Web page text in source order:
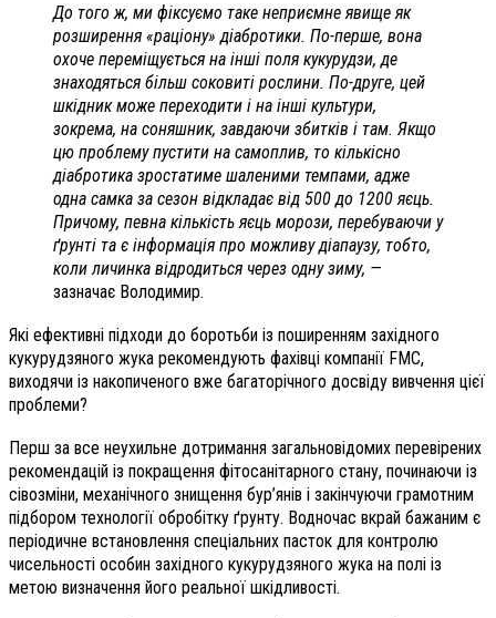
До того ж, ми фіксуємо таке неприємне явище як
розширення «раціону» діабротики. По-перше, вона
охоче переміщується на інші поля кукурудзи, де
знаходяться більш соковиті рослини. По-друге, цей
шкідник може переходити і на інші культури,
зокрема, на соняшник, завдаючи збитків і там. Якщо
цю проблему пустити на самоплив, то кількісно
діабротика зростатиме шаленими темпами, адже
одна самка за сезон відкладає від 500 до 1200 яєць.
Причому, певна кількість яєць морози, перебуваючи у
ґрунті та є інформація про можливу діапаузу, тобто,
коли личинка відродиться через одну зиму, —
зазначає Володимир.
Які ефективні підходи до боротьби із поширенням західного
кукурудзяного жука рекомендують фахівці компанії FMC,
виходячи із накопиченого вже багаторічного досвіду вивчення цієї
проблеми?
Перш за все неухильне дотримання загальновідомих перевірених
рекомендацій із покращення фітосанітарного стану, починаючи із
сівозміни, механічного знищення бур’янів і закінчуючи грамотним
підбором технології обробітку ґрунту. Водночас вкрай бажаним є
періодичне встановлення спеціальних пасток для контролю
чисельності особин західного кукурудзяного жука на полі із
метою визначення його реальної шкідливості.